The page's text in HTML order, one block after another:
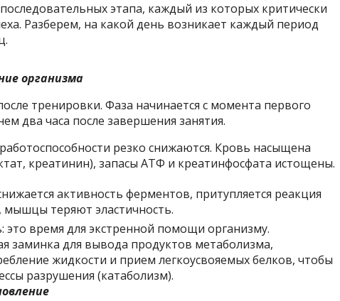
этапа, каждый из которых критически
Разберем, на какой день возникает каждый период
организма
тренировки. Фаза начинается с момента первого
два часа после завершения занятия.
резко снижаются. Кровь насыщена
креатинин), запасы АТФ и креатинфосфата истощены.
активность ферментов, притупляется реакция
мышцы теряют эластичность.
это время для экстренной помощи организму.
заминка для вывода продуктов метаболизма,
жидкости и прием легкоусвояемых белков, чтобы
разрушения (катаболизм).